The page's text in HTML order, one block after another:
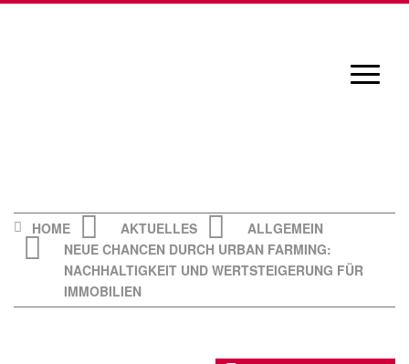
HOME AKTUELLES
ALLGEMEIN
NEUE CHANCEN DURCH URBAN FARMING:
NACHHALTIGKEIT UND WERTSTEIGERUNG FÜR
IMMOBILIEN